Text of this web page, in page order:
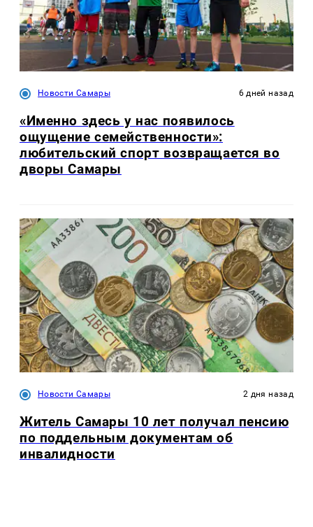
Новости Самары 6 дней назад
«Именно здесь у нас появилось
ощущение семейственности»:
любительский спорт возвращается во
дворы Самары
Новости Самары 2 дня назад
Житель Самары 10 лет получал пенсию
по поддельным документам об
инвалидности